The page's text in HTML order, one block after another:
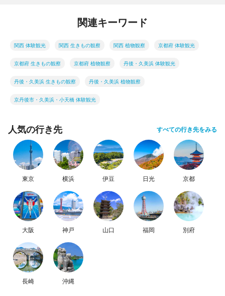
関連キーワード
関西 体験観光 関西 生きもの観察 関西 植物観察 京都府 体験観光
京都府 生きもの観察 京都府 植物観察 丹後・久美浜 体験観光
丹後・久美浜 生きもの観察 丹後・久美浜 植物観察
京丹後市・久美浜・小天橋 体験観光
人気の行き先 すべての行き先をみる
東京 横浜 伊豆 日光 京都
大阪 神戸 山口 福岡 別府
長崎 沖縄